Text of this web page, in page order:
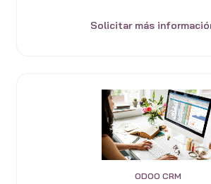
Solicitar más
ODOO CRM